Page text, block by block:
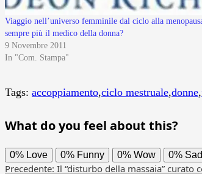
Viaggio nell’universo femminile dal ciclo alla
sempre più il medico della donna?
9 Novembre 2011
In "Com. Stampa"
Tags: accoppiamento,ciclo mestruale,donne,
What do you feel about this?
0% Love 0% Funny 0% Wow 0% Sad
Precedente: Il “disturbo della massaia” curato